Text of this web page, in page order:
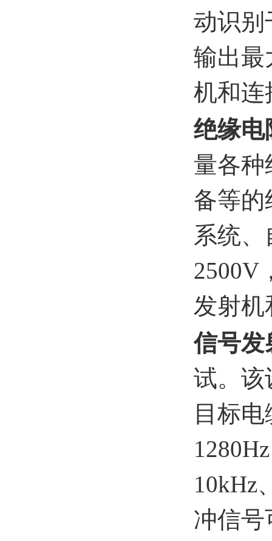
动识别
输出最
机和连
绝缘电
量各种
备等的
系统
2500V
发射机
信号发
试。该
目标
10kHz
冲信号